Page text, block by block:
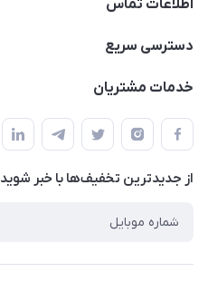
اطلاعات تماس
09332394024-09120346631
دسترسی سریع
حساب کاربری
لیست محصولات
درباره ما
خدمات مشتریان
قوانین و مقررات
حریم خصوصی
راهنما
از جدید‌ترین تخفیف‌ها با‌ خبر شوید